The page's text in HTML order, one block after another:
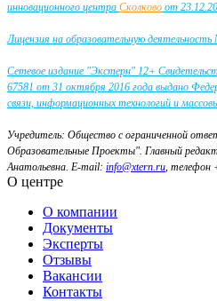
инновационного центра Сколково от
Лицензия на образовательную
Сетевое издание "Экстерн" 12+
67581 от 31 октября 2016 года выдано
связи, информационных технологий и
Учредитель: Общество с ограниченной
Образовательные Проекты". Главный
Анатольевна. E-mail: info@xtern.ru, телефон
О центре
О компании
Документы
Эксперты
Отзывы
Вакансии
Контакты